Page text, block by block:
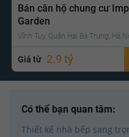
Bán căn hộ chung cư
Garden
Vĩnh Tuy, Quận Hai Bà Trưng, Hà
Giá từ 2.9 tỷ
Có thể bạn quan tâm:
Thiết kế nhà bếp sang